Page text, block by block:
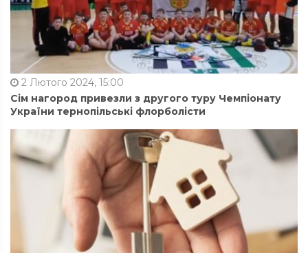
2 Лютого 2024, 15:00
Сім нагород привезли з другого туру Чемпіонату
України тернопільські флорболісти